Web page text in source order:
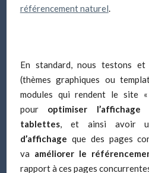
référencement naturel.
En standard, nous testons
(thèmes graphiques ou
modules qui rendent le site «
pour optimiser
tablettes, et ainsi avoir
d’affichage que des pages
va améliorer le
rapport à ces pages